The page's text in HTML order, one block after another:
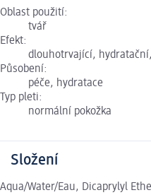
Oblast použití:
tvář
Efekt:
dlouhotrvající,
Působení:
péče, hydratace
Typ pleti:
normální pokožka
Složení
Aqua/Water/Eau, Dicaprylyl